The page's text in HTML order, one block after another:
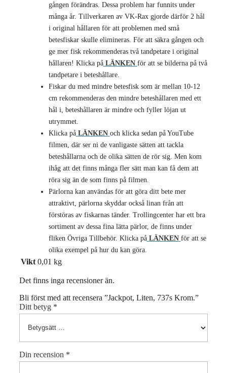
gången förändras. Dessa problem har funnits under
många år. Tillverkaren av VK-Rax gjorde därför 2 hål
i original hållaren för att problemen med små
betesfiskar skulle elimineras. För att säkra gången och
ge mer fisk rekommenderas två tandpetare i original
hållaren! Klicka på LÄNKEN för att se bilderna på två
tandpetare i beteshållare.
Fiskar du med mindre betesfisk som är mellan 10-12
cm rekommenderas den mindre beteshållaren med ett
hål i, beteshållaren är mindre och fyller löjan ut
utrymmet.
Klicka på LÄNKEN och klicka sedan på YouTube
filmen, där ser ni de vanligaste sätten att tackla
beteshållarna och de olika sätten de rör sig. Men kom
ihåg att det finns många fler sätt man kan få dem att
röra sig än de som finns på filmen.
Pärlorna kan användas för att göra ditt bete mer
attraktivt, pärlorna skyddar också linan från att
förstöras av fiskarnas tänder. Trollingcenter har ett bra
sortiment av dessa fina lätta pärlor, de finns under
fliken Övriga Tillbehör. Klicka på LÄNKEN för att se
olika exempel på hur du kan göra.
Vikt 0,01 kg
Det finns inga recensioner än.
Bli först med att recensera ”Jackpot, Liten, 737s Krom.”
Ditt betyg *
Din recension *